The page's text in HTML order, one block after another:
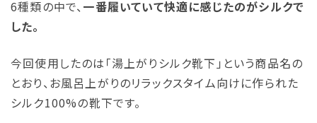
6種類の中で、 一番履いていて快適に感じたのがシルクで
した。
今回使用したのは「湯上がりシルク靴下」という商品名の
とおり、お風呂上がりのリラックスタイム向けに作られた
シルク100%の靴下です。